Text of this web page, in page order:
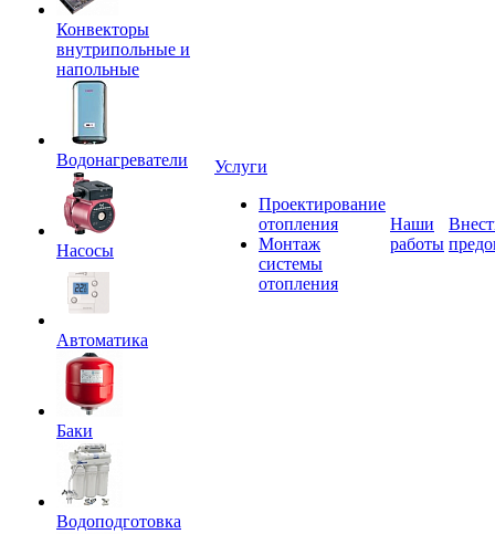
Конвекторы
внутрипольные и
напольные
Водонагреватели
Насосы
Автоматика
Баки
Водоподготовка
Услуги
Проектирование
отопления
Монтаж
системы
отопления
Наши
работы